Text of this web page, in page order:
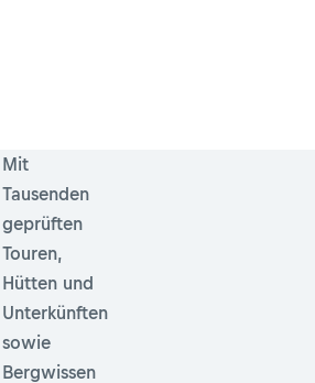
Mit
Tausenden
geprüften
Touren,
Hütten und
Unterkünften
sowie
Bergwissen